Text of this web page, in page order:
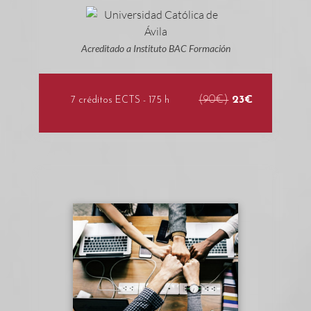
Acreditado a Instituto BAC Formación
7 créditos ECTS - 175 h (90€) 23€